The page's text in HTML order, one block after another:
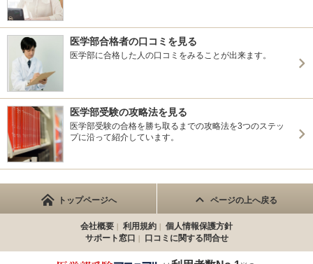
医学部合格者の口コミを見る
医学部に合格した人の口コミをみることが出来ます。
医学部受験の攻略法を見る
医学部受験の合格を勝ち取るまでの攻略法を3つのステッ
プに沿って紹介しています。
トップページへ ページの上へ戻る
会社概要 利用規約
個人情報保護方針
サポート窓口
口コミに関する問合せ